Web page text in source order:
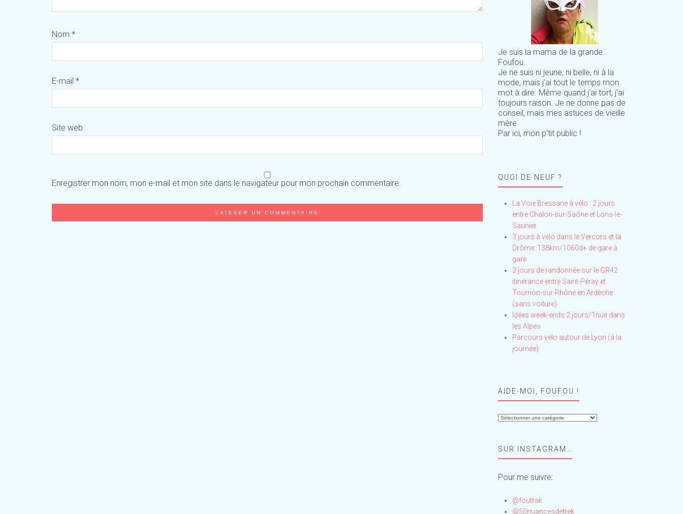
Nom *
E-mail *
Site web
Enregistrer mon nom, mon e-mail et mon site dans le navigateur pour mon prochain commentaire.
Je suis la mama de la grande
Foufou.
Je ne suis ni jeune, ni belle, ni à la
mode, mais j'ai tout le temps mon
mot à dire. Même quand j'ai tort, j'ai
toujours raison. Je ne donne pas de
conseil, mais mes astuces de vieille
mère
Par ici, mon p'tit public !
QUOI DE NEUF ?
La Voie Bressane à vélo : 2 jours
entre Chalon-sur-Saône et Lons-le-
Saunier
3 jours à vélo dans le Vercors et la
Drôme: 138km/1060d+ de gare à
gare
2 jours de randonnée sur le GR42 :
itinérance entre Saint-Péray et
Tournon-sur-Rhône en Ardèche
(sans voiture)
Idées week-ends 2 jours/1nuit dans
les Alpes
Parcours vélo autour de Lyon (à la
journée)
AIDE-MOI, FOUFOU !
Aide-
!SUR INSTAGRAM…
Pour me suivre:
@foutrak
@50nuancesdetrek